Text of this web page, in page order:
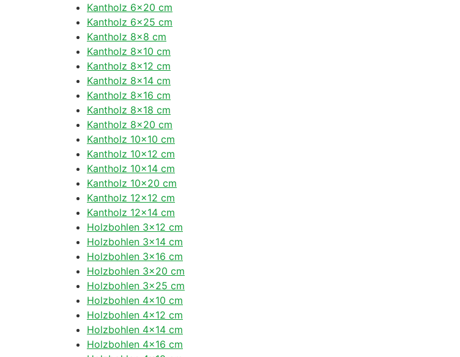
Kantholz 6×20 cm
Kantholz 6×25 cm
Kantholz 8×8 cm
Kantholz 8×10 cm
Kantholz 8×12 cm
Kantholz 8×14 cm
Kantholz 8×16 cm
Kantholz 8×18 cm
Kantholz 8×20 cm
Kantholz 10×10 cm
Kantholz 10×12 cm
Kantholz 10×14 cm
Kantholz 10×20 cm
Kantholz 12×12 cm
Kantholz 12×14 cm
Holzbohlen 3×12 cm
Holzbohlen 3×14 cm
Holzbohlen 3×16 cm
Holzbohlen 3×20 cm
Holzbohlen 3×25 cm
Holzbohlen 4×10 cm
Holzbohlen 4×12 cm
Holzbohlen 4×14 cm
Holzbohlen 4×16 cm